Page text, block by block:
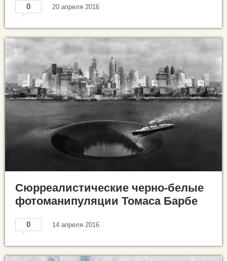
0 20 апреля 2016
Сюрреалистические черно-белые
фотоманипуляции Томаса Барбе
0 14 апреля 2016